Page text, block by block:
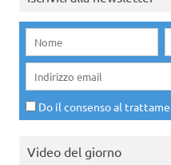
Do il consenso al
Video del giorno